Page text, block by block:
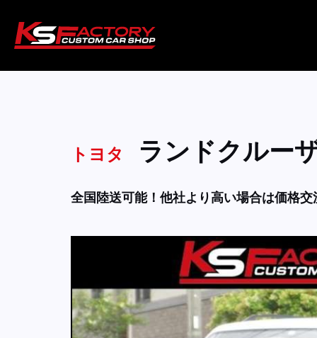
トヨタ ランドクルー
全国陸送可能！他社より高い場合は価格